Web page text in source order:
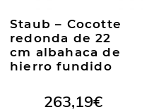
Staub – Cocotte
redonda de 22
cm albahaca de
hierro fundido
263,19€